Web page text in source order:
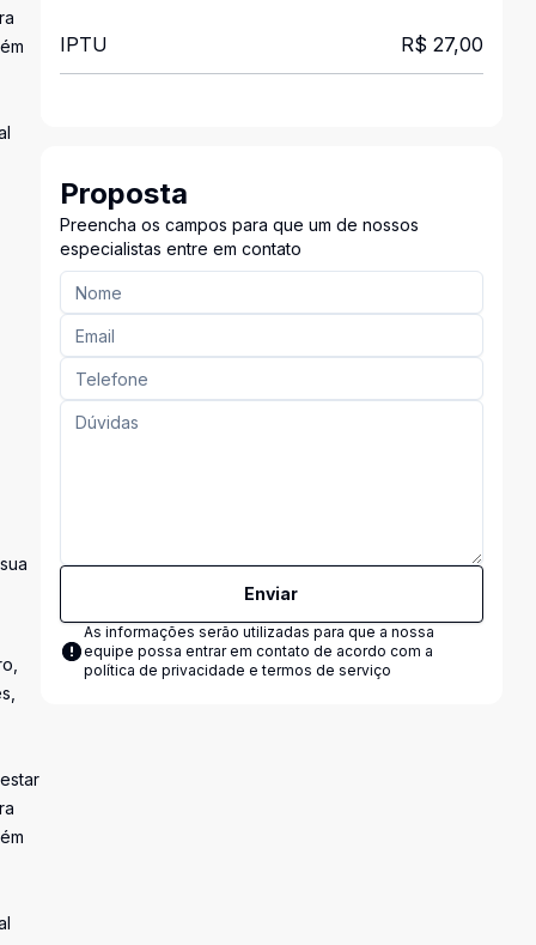
IPTU R$ 27,00
Proposta
Preencha os campos para que um de nossos
especialistas entre em contato
Enviar
As informações serão utilizadas para que a nossa
equipe possa entrar em contato de acordo com a
política de privacidade e termos de serviço